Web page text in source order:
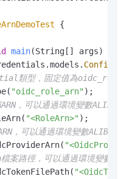
{
main(String[] args)
Config
類型，固定值為
"oidc_role_arn" );
，可以通過環境變數
"<RoleArn>" );
，可以通過環境變數
案路徑，可以通過環境變數